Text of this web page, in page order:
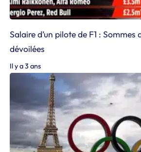
Salaire d’un pilote de F1 :
dévoilées
Il y a 3 ans